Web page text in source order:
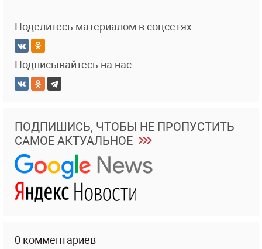
Поделитесь материалом в соцсетях
Подписывайтесь на нас
ПОДПИШИСЬ, ЧТОБЫ НЕ ПРОПУСТИТЬ
САМОЕ АКТУАЛЬНОЕ
0 комментариев